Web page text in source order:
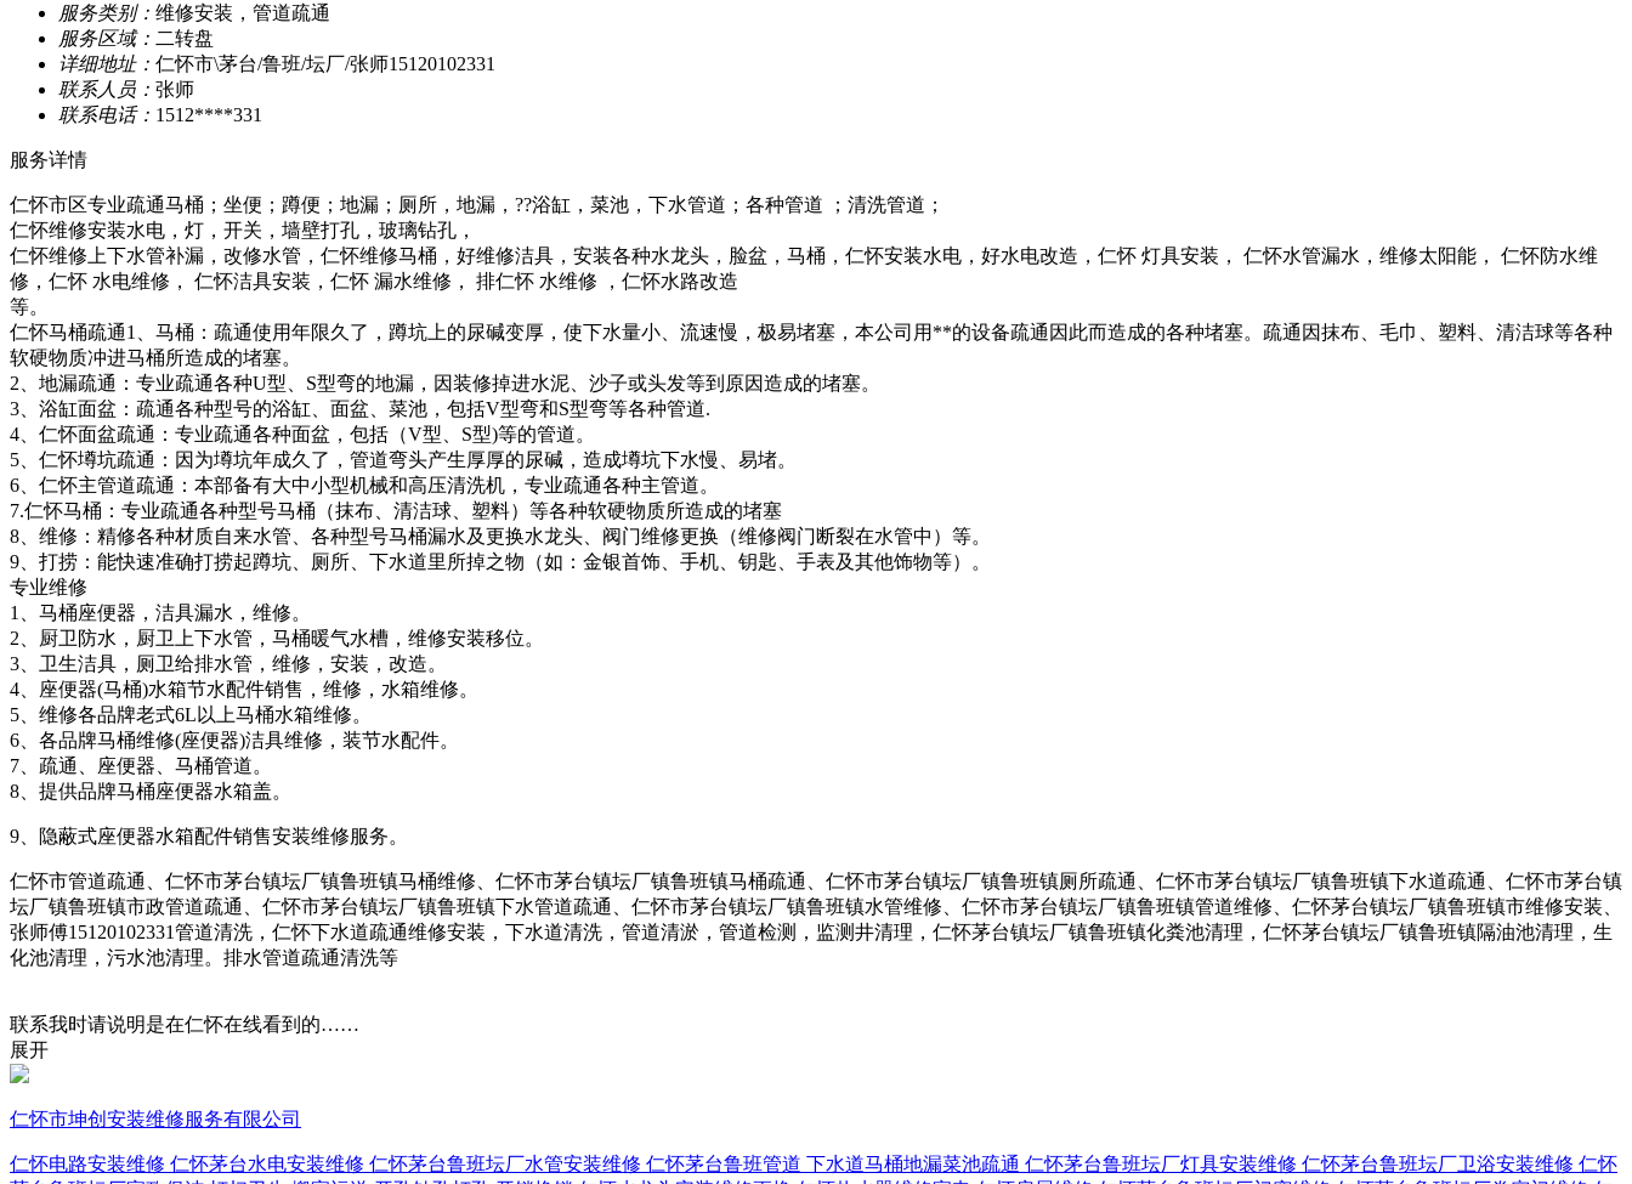
服务类别： 维修安装，管道疏通
服务区域： 二转盘
详细地址： 仁怀市\茅台/鲁班/坛厂/张师15120102331
联系人员： 张师
联系电话： 1512****331
服务详情
仁怀市区专业疏通马桶；坐便；蹲便；地漏；厕所，地漏，??浴缸，菜池，下水管道；各种管道 ；清洗管道；
仁怀维修安装水电，灯，开关，墙壁打孔，玻璃钻孔，
仁怀维修上下水管补漏，改修水管，仁怀维修马桶，好维修洁具，安装各种水龙头，脸盆，马桶，仁怀安装水电，好水电改造，仁怀 灯具安装， 仁怀水管漏水，维修太阳能， 仁怀防水维
修，仁怀 水电维修， 仁怀洁具安装，仁怀 漏水维修， 排仁怀 水维修 ，仁怀水路改造
等。
仁怀马桶疏通1、马桶：疏通使用年限久了，蹲坑上的尿碱变厚，使下水量小、流速慢，极易堵塞，本公司用**的设备疏通因此而造成的各种堵塞。疏通因抹布、毛巾、塑料、清洁球等各种
软硬物质冲进马桶所造成的堵塞。
2、地漏疏通：专业疏通各种U型、S型弯的地漏，因装修掉进水泥、沙子或头发等到原因造成的堵塞。
3、浴缸面盆：疏通各种型号的浴缸、面盆、菜池，包括V型弯和S型弯等各种管道.
4、仁怀面盆疏通：专业疏通各种面盆，包括（V型、S型)等的管道。
5、仁怀墫坑疏通：因为墫坑年成久了，管道弯头产生厚厚的尿碱，造成墫坑下水慢、易堵。
6、仁怀主管道疏通：本部备有大中小型机械和高压清洗机，专业疏通各种主管道。
7.仁怀马桶：专业疏通各种型号马桶（抹布、清洁球、塑料）等各种软硬物质所造成的堵塞
8、维修：精修各种材质自来水管、各种型号马桶漏水及更换水龙头、阀门维修更换（维修阀门断裂在水管中）等。
9、打捞：能快速准确打捞起蹲坑、厕所、下水道里所掉之物（如：金银首饰、手机、钥匙、手表及其他饰物等）。
专业维修
1、马桶座便器，洁具漏水，维修。
2、厨卫防水，厨卫上下水管，马桶暖气水槽，维修安装移位。
3、卫生洁具，厕卫给排水管，维修，安装，改造。
4、座便器(马桶)水箱节水配件销售，维修，水箱维修。
5、维修各品牌老式6L以上马桶水箱维修。
6、各品牌马桶维修(座便器)洁具维修，装节水配件。
7、疏通、座便器、马桶管道。
8、提供品牌马桶座便器水箱盖。
9、隐蔽式座便器水箱配件销售安装维修服务。
仁怀市管道疏通、仁怀市茅台镇坛厂镇鲁班镇马桶维修、仁怀市茅台镇坛厂镇鲁班镇马桶疏通、仁怀市茅台镇坛厂镇鲁班镇厕所疏通、仁怀市茅台镇坛厂镇鲁班镇下水道疏通、仁怀市茅台镇
坛厂镇鲁班镇市政管道疏通、仁怀市茅台镇坛厂镇鲁班镇下水管道疏通、仁怀市茅台镇坛厂镇鲁班镇水管维修、仁怀市茅台镇坛厂镇鲁班镇管道维修、仁怀茅台镇坛厂镇鲁班镇市维修安装、
张师傅15120102331管道清洗，仁怀下水道疏通维修安装，下水道清洗，管道清淤，管道检测，监测井清理，仁怀茅台镇坛厂镇鲁班镇化粪池清理，仁怀茅台镇坛厂镇鲁班镇隔油池清理，生
化池清理，污水池清理。排水管道疏通清洗等
联系我时请说明是在仁怀在线看到的……
展开
仁怀市坤创安装维修服务有限公司
仁怀电路安装维修 仁怀茅台水电安装维修 仁怀茅台鲁班坛厂水管安装维修 仁怀茅台鲁班管道 下水道马桶地漏菜池疏通 仁怀茅台鲁班坛厂灯具安装维修 仁怀茅台鲁班坛厂卫浴安装维修 仁怀